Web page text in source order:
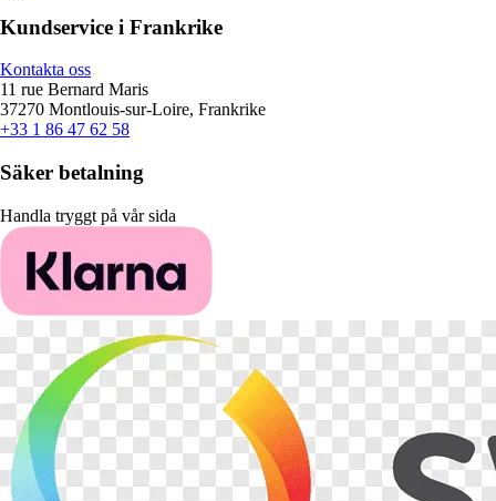
Kundservice i Frankrike
Kontakta oss
11 rue Bernard Maris
37270 Montlouis-sur-Loire, Frankrike
+33 1 86 47 62 58
Säker betalning
Handla tryggt på vår sida